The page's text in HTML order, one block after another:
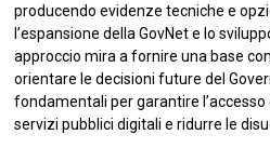
producendo evidenze tecniche e
l’espansione della GovNet e lo
approccio mira a fornire una base
orientare le decisioni future del
fondamentali per garantire
servizi pubblici digitali e ridurre le